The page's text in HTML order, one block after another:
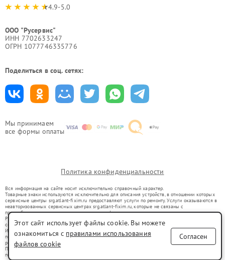
Мы принимаем
все формы оплаты
4.9-5.0
ООО "Русервис"
ИНН 7702633247
ОГРН 1077746335776
Поделиться в соц. сетях:
Политика конфиденциальности
Вся информация на сайте носит исключительно справочный характер.
Товарные знаки используются исключительно для описания устройств, в отношении которых
сервисные центры srg.atlant-fixim.ru предоставляют услуги по ремонту. Услуги оказываются в
неавторизованных сервисных центрах srg.atlant-fixim.ru, которые не связаны с
правообладателями товарных знаков или их официальными представителями.
Ремонт осуществляется для устройств, уже введенных в гражданский оборот в соответствии
со статьей 1487 ГК РФ.
Использование товарных знаков не преследует цели индивидуализации услуг или введения
потребителей в заблуждение, а служит для информирования о предоставляемых услугах по
ремонту техники указанных брендов.
Представленная на сайте информация не является публичной офертой, определяемой
положениями Статьи 437(2) Гражданского кодекса РФ
Этот сайт использует файлы cookie. Вы можете
ознакомиться с правилами использования
файлов cookie
Согласен